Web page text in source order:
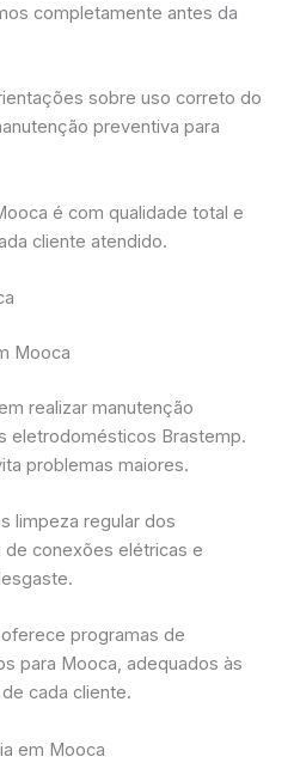
completamente antes da
sobre uso correto do
preventiva para
é com qualidade total e
cliente atendido.
Mooca
realizar manutenção
eletrodomésticos Brastemp.
problemas maiores.
limpeza regular dos
conexões elétricas e
programas de
para Mooca, adequados às
cada cliente.
em Mooca